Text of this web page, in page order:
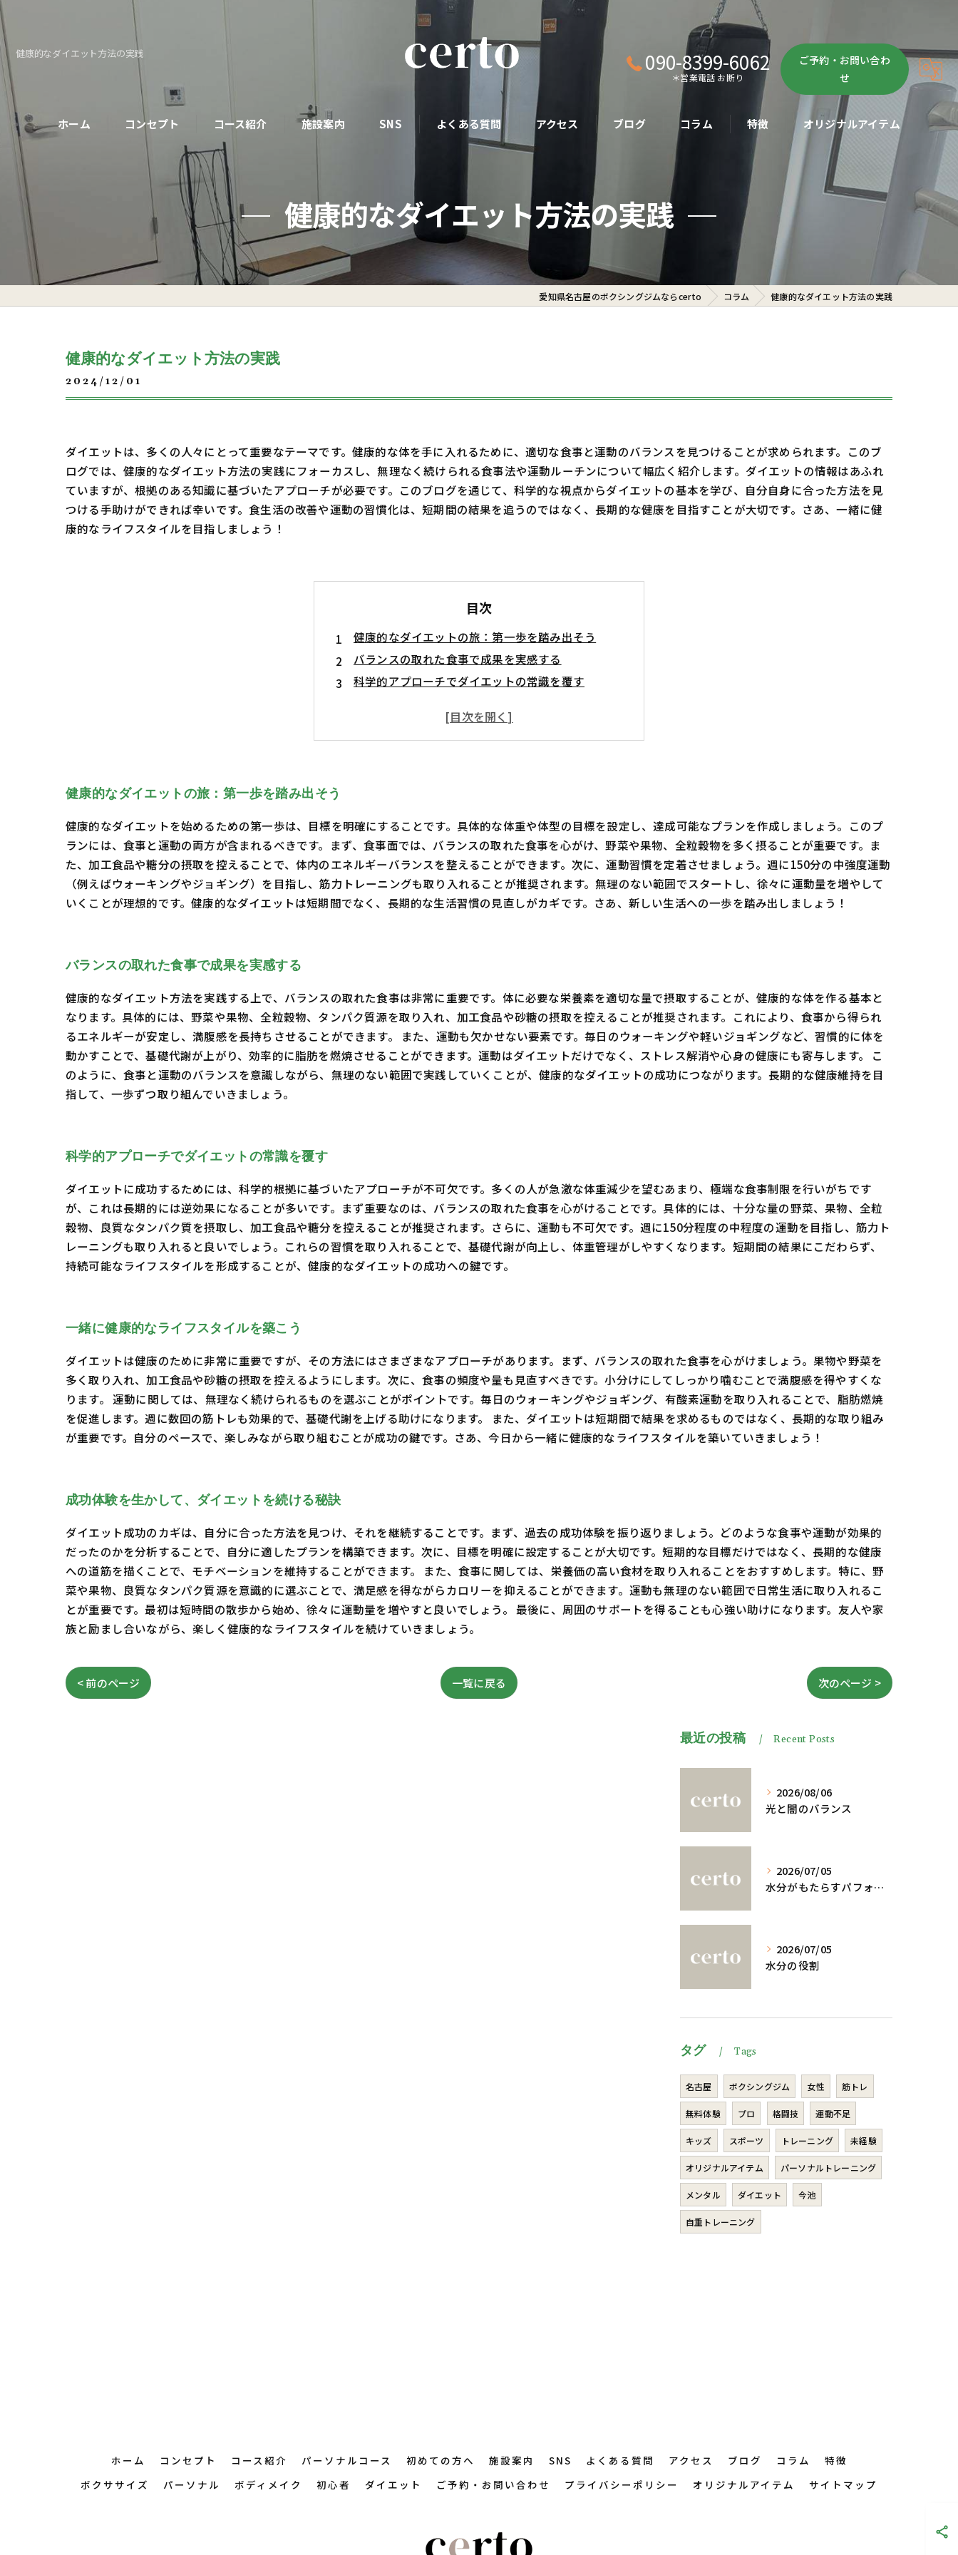
健康的なダイエット方法の実践 090-8399-6062
＊営業電話 お断り
ご予約・お問い合わ
せ
ホーム コンセプト コース紹介
パーソナルコース
初めての方へ
施設案内 SNS よくある質問 アクセス ブログ コラム 特徴
ボクササイズ
パーソナル
ボディメイク
初心者
ダイエット
オリジナルアイテム
健康的なダイエット方法の実践
愛知県名古屋のボクシングジムならcerto コラム 健康的なダイエット方法の実践
健康的なダイエット方法の実践
2024/12/01
ダイエットは、多くの人々にとって重要なテーマです。健康的な体を手に入れるために、適切な食事と運動のバランスを見つけることが求められます。このブ
ログでは、健康的なダイエット方法の実践にフォーカスし、無理なく続けられる食事法や運動ルーチンについて幅広く紹介します。ダイエットの情報はあふれ
ていますが、根拠のある知識に基づいたアプローチが必要です。このブログを通じて、科学的な視点からダイエットの基本を学び、自分自身に合った方法を見
つける手助けができれば幸いです。食生活の改善や運動の習慣化は、短期間の結果を追うのではなく、長期的な健康を目指すことが大切です。さあ、一緒に健
康的なライフスタイルを目指しましょう！
目次
健康的なダイエットの旅：第一歩を踏み出そう
バランスの取れた食事で成果を実感する
科学的アプローチでダイエットの常識を覆す
成功体験を生かして、ダイエットを続ける秘訣
健康的なダイエットの旅：第一歩を踏み出そう
健康的なダイエットを始めるための第一歩は、目標を明確にすることです。具体的な体重や体型の目標を設定し、達成可能なプランを作成しましょう。このプ
ランには、食事と運動の両方が含まれるべきです。まず、食事面では、バランスの取れた食事を心がけ、野菜や果物、全粒穀物を多く摂ることが重要です。ま
た、加工食品や糖分の摂取を控えることで、体内のエネルギーバランスを整えることができます。次に、運動習慣を定着させましょう。週に150分の中強度運動
（例えばウォーキングやジョギング）を目指し、筋力トレーニングも取り入れることが推奨されます。無理のない範囲でスタートし、徐々に運動量を増やして
いくことが理想的です。健康的なダイエットは短期間でなく、長期的な生活習慣の見直しがカギです。さあ、新しい生活への一歩を踏み出しましょう！
バランスの取れた食事で成果を実感する
健康的なダイエット方法を実践する上で、バランスの取れた食事は非常に重要です。体に必要な栄養素を適切な量で摂取することが、健康的な体を作る基本と
なります。具体的には、野菜や果物、全粒穀物、タンパク質源を取り入れ、加工食品や砂糖の摂取を控えることが推奨されます。これにより、食事から得られ
るエネルギーが安定し、満腹感を長持ちさせることができます。 また、運動も欠かせない要素です。毎日のウォーキングや軽いジョギングなど、習慣的に体を
動かすことで、基礎代謝が上がり、効率的に脂肪を燃焼させることができます。運動はダイエットだけでなく、ストレス解消や心身の健康にも寄与します。 こ
のように、食事と運動のバランスを意識しながら、無理のない範囲で実践していくことが、健康的なダイエットの成功につながります。長期的な健康維持を目
指して、一歩ずつ取り組んでいきましょう。
科学的アプローチでダイエットの常識を覆す
ダイエットに成功するためには、科学的根拠に基づいたアプローチが不可欠です。多くの人が急激な体重減少を望むあまり、極端な食事制限を行いがちです
が、これは長期的には逆効果になることが多いです。まず重要なのは、バランスの取れた食事を心がけることです。具体的には、十分な量の野菜、果物、全粒
穀物、良質なタンパク質を摂取し、加工食品や糖分を控えることが推奨されます。さらに、運動も不可欠です。週に150分程度の中程度の運動を目指し、筋力ト
レーニングも取り入れると良いでしょう。これらの習慣を取り入れることで、基礎代謝が向上し、体重管理がしやすくなります。短期間の結果にこだわらず、
持続可能なライフスタイルを形成することが、健康的なダイエットの成功への鍵です。
一緒に健康的なライフスタイルを築こう
ダイエットは健康のために非常に重要ですが、その方法にはさまざまなアプローチがあります。まず、バランスの取れた食事を心がけましょう。果物や野菜を
多く取り入れ、加工食品や砂糖の摂取を控えるようにします。次に、食事の頻度や量も見直すべきです。小分けにしてしっかり噛むことで満腹感を得やすくな
ります。 運動に関しては、無理なく続けられるものを選ぶことがポイントです。毎日のウォーキングやジョギング、有酸素運動を取り入れることで、脂肪燃焼
を促進します。週に数回の筋トレも効果的で、基礎代謝を上げる助けになります。 また、ダイエットは短期間で結果を求めるものではなく、長期的な取り組み
が重要です。自分のペースで、楽しみながら取り組むことが成功の鍵です。さあ、今日から一緒に健康的なライフスタイルを築いていきましょう！
成功体験を生かして、ダイエットを続ける秘訣
ダイエット成功のカギは、自分に合った方法を見つけ、それを継続することです。まず、過去の成功体験を振り返りましょう。どのような食事や運動が効果的
だったのかを分析することで、自分に適したプランを構築できます。次に、目標を明確に設定することが大切です。短期的な目標だけではなく、長期的な健康
への道筋を描くことで、モチベーションを維持することができます。 また、食事に関しては、栄養価の高い食材を取り入れることをおすすめします。特に、野
菜や果物、良質なタンパク質源を意識的に選ぶことで、満足感を得ながらカロリーを抑えることができます。運動も無理のない範囲で日常生活に取り入れるこ
とが重要です。最初は短時間の散歩から始め、徐々に運動量を増やすと良いでしょう。 最後に、周囲のサポートを得ることも心強い助けになります。友人や家
族と励まし合いながら、楽しく健康的なライフスタイルを続けていきましょう。
< 前のページ 一覧に戻る 次のページ >
最近の投稿 Recent Posts
2026/08/06
光と闇のバランス
2026/07/05
水分がもたらすパフォーマンスへの影響
2026/07/05
水分の役割
タグ Tags
名古屋 ボクシングジム 女性 筋トレ
無料体験 プロ 格闘技 運動不足
キッズ スポーツ トレーニング 未経験
オリジナルアイテム パーソナルトレーニング
メンタル ダイエット 今池
自重トレーニング
ホーム コンセプト コース紹介 パーソナルコース 初めての方へ 施設案内 SNS よくある質問 アクセス ブログ コラム
特徴
ボクササイズ
パーソナル ボディメイク 初心者 ダイエット ご予約・お問い合わせ プライバシーポリシー オリジナルアイテム サイトマップ